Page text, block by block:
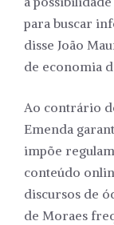
para buscar
disse João
de economia
Ao contrário
Emenda
impõe
conteúdo
discursos de
de Moraes